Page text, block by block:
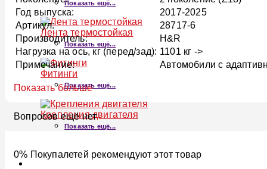
Показать ещё...
Лента термостойкая
Показать ещё...
Фитинги
Показать ещё...
Крепления двигателя
Показать ещё...
Год выпуска:
2017-2025
Артикул:
28717-6
Производитель:
H&R
Нагрузка на ось, кг (перед/зад): 1101 кг ->
Примечание:
Автомобили с
Показать больше
Вопросов ещё нет
0% Покупалетей рекомендуют этот товар